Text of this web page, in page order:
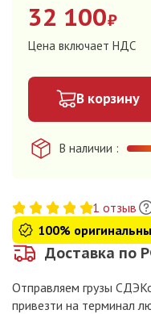
32 100₽
Цена включает НДС
В корзину
В наличии
1 отзыв
100%
Доставка по
Отправляем грузы
привезти на терминал